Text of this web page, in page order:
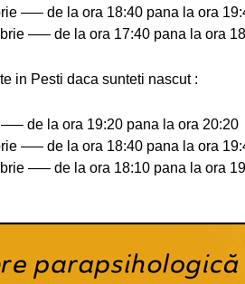
—– de la ora 18:40 pana la ora
—– de la ora 17:40 pana la ora
in Pesti daca sunteti nascut :
—– de la ora 19:20 pana la ora 20:20
—– de la ora 18:40 pana la ora
—– de la ora 18:10 pana la ora